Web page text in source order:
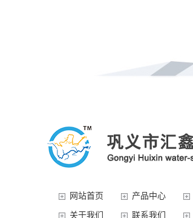
网站首页 产品中心
关于我们 联系我们